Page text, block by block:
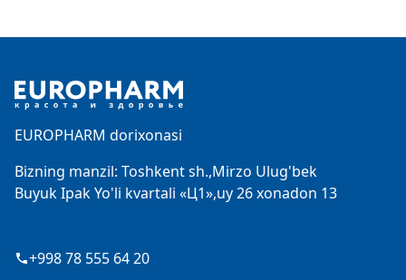
EUROPHARM dorixonasi
Bizning manzil: Toshkent sh.,Mirzo Ulug'bek
Buyuk Ipak Yo'li kvartali «Ц1»,uy 26 xonadon 13
+998 78 555 64 20